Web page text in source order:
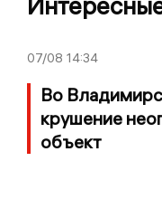
07/08 14:34
Во
крушение
объект